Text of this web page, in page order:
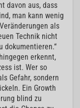
davon aus, dass
man kann wenig
als
Technik nicht
dokumentieren.“
erkennt,
ist. Wer so
Gefahr, sondern
Ein Growth
blind zu